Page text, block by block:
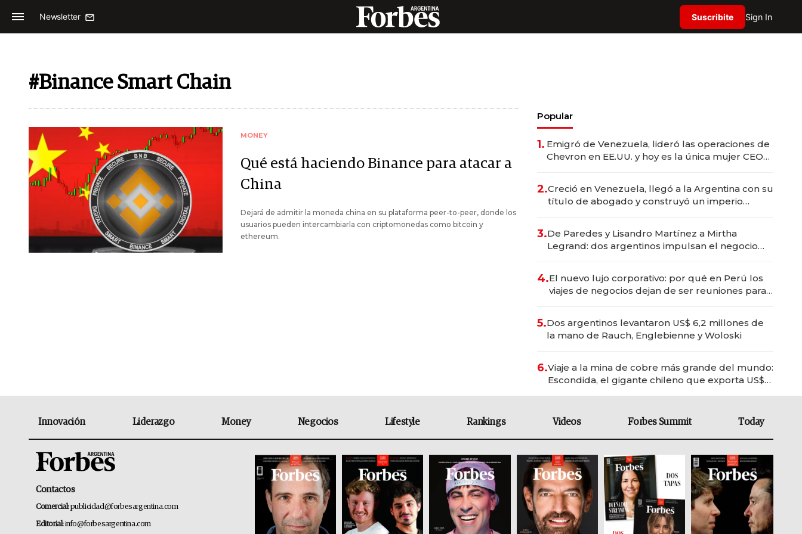
Newsletter Suscribite Sign In
#Binance Smart Chain
MONEY
Qué está haciendo Binance para atacar a
China
Dejará de admitir la moneda china en su plataforma peer-to-peer, donde los
usuarios pueden intercambiarla con criptomonedas como bitcoin y
ethereum.
Popular
1. Emigró de Venezuela, lideró las operaciones de
Chevron en EE.UU. y hoy es la única mujer CEO
2.Creció en Venezuela, llegó a la Argentina con su
título de abogado y construyó un imperio
3.De Paredes y Lisandro Martínez a Mirtha
Legrand: dos argentinos impulsan el negocio
4.El nuevo lujo corporativo: por qué en Perú los
viajes de negocios dejan de ser reuniones para
5.Dos argentinos levantaron US$ 6,2 millones de
la mano de Rauch, Englebienne y Woloski
6.Viaje a la mina de cobre más grande del mundo:
Escondida, el gigante chileno que exporta US$
Innovación Liderazgo Money Negocios Lifestyle Rankings Videos Forbes Summit Today
Contactos
Comercial:publicidad@forbesargentina.com
Editorial:info@forbesargentina.com